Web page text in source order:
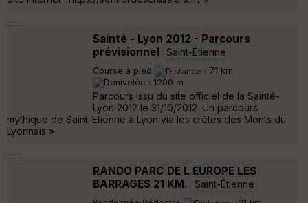
Sainté - Lyon 2012 - Parcours
prévisionnel
Saint-Étienne
Course à pied
71 km
1200 m
Parcours issu du site officiel de la Sainté-
Lyon 2012 le 31/10/2012. Un parcours
mythique de Saint-Etienne à Lyon via les crêtes des Monts du
Lyonnais »
RANDO PARC DE L EUROPE LES
BARRAGES 21 KM.
Saint-Étienne